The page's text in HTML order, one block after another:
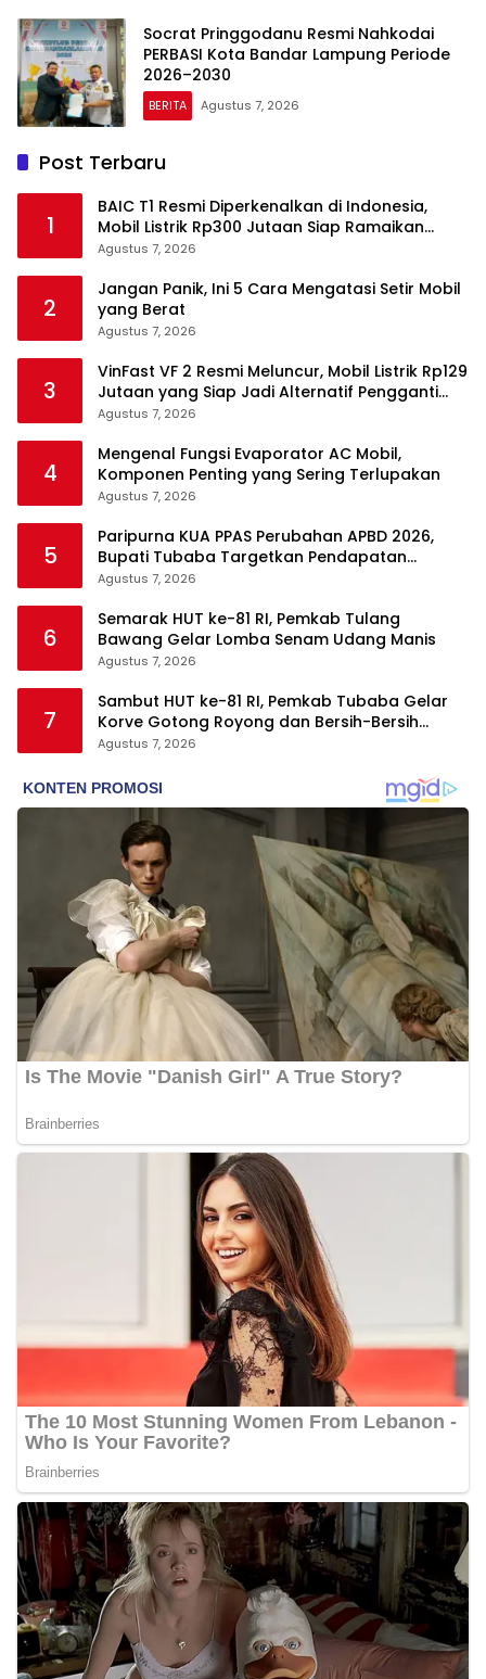
Socrat Pringgodanu Resmi Nahkodai
PERBASI Kota Bandar Lampung Periode
2026–2030
BERITA Agustus 7, 2026
Post Terbaru
1
BAIC T1 Resmi Diperkenalkan di Indonesia,
Mobil Listrik Rp300 Jutaan Siap Ramaikan
Pasar EV
Agustus 7, 2026
2
Jangan Panik, Ini 5 Cara Mengatasi Setir Mobil
yang Berat
Agustus 7, 2026
3
VinFast VF 2 Resmi Meluncur, Mobil Listrik Rp129
Jutaan yang Siap Jadi Alternatif Pengganti
Motor
Agustus 7, 2026
4
Mengenal Fungsi Evaporator AC Mobil,
Komponen Penting yang Sering Terlupakan
Agustus 7, 2026
5
Paripurna KUA PPAS Perubahan APBD 2026,
Bupati Tubaba Targetkan Pendapatan
Daerah Rp820,3 Miliar
Agustus 7, 2026
6
Semarak HUT ke-81 RI, Pemkab Tulang
Bawang Gelar Lomba Senam Udang Manis
Agustus 7, 2026
7
Sambut HUT ke-81 RI, Pemkab Tubaba Gelar
Korve Gotong Royong dan Bersih-Bersih
Serentak
Agustus 7, 2026